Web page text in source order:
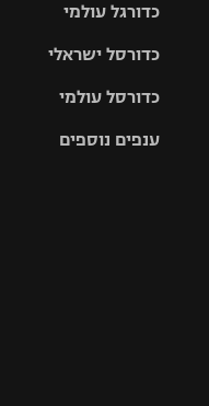
גביע הטוטו
כדורגל עולמי
האלופות
ליגה
כדורסל ישראלי
סל
כדורסל עולמי
ענפים נוספים